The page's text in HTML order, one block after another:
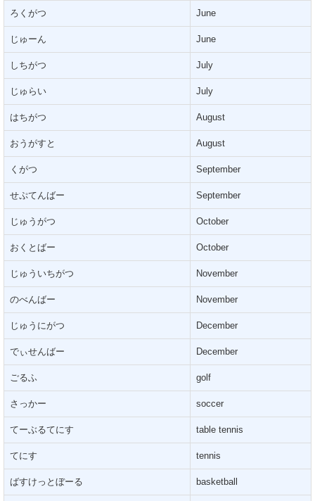
ろくがつ June
じゅーん June
しちがつ July
じゅらい July
はちがつ August
おうがすと August
くがつ September
せぷてんばー September
じゅうがつ October
おくとばー October
じゅういちがつ November
のべんばー November
じゅうにがつ December
でぃせんばー December
ごるふ golf
さっかー soccer
てーぶるてにす table tennis
てにす tennis
ばすけっとぼーる basketball